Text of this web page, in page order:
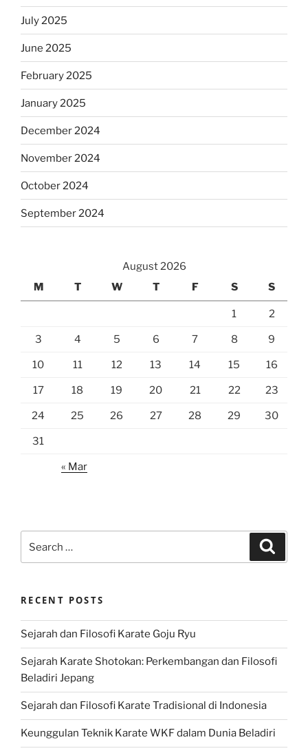
July 2025
June 2025
February 2025
January 2025
December 2024
November 2024
October 2024
September 2024
August 2026
M
T W T F S S
1 2
3 4 5 6 7 8 9
10 11 12 13 14 15 16
17 18 19 20 21 22 23
24 25 26 27 28 29 30
31
« Mar
for:
RECENT POSTS
Sejarah dan Filosofi Karate Goju Ryu
Sejarah Karate Shotokan: Perkembangan dan Filosofi
Beladiri Jepang
Sejarah dan Filosofi Karate Tradisional di Indonesia
Keunggulan Teknik Karate WKF dalam Dunia Beladiri